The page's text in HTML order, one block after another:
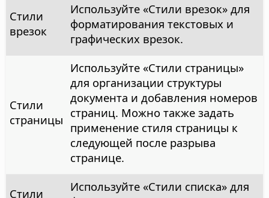
Стили
врезок
Используйте «Стили врезок» для
форматирования текстовых и
графических врезок.
Стили
страницы
Используйте «Стили страницы»
для организации структуры
документа и добавления номеров
страниц. Можно также задать
применение стиля страницы к
следующей после разрыва
странице.
Стили
Используйте «Стили списка» для